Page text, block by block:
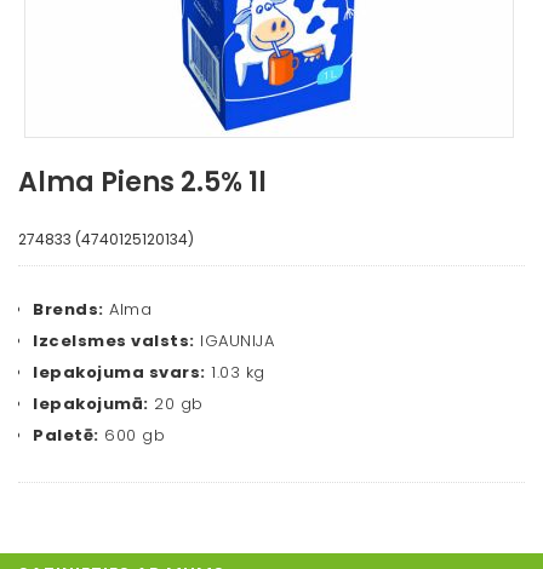
Alma Piens 2.5% 1l
274833 (4740125120134)
Brends: Alma
Izcelsmes valsts: IGAUNIJA
Iepakojuma svars: 1.03 kg
Iepakojumā: 20 gb
Paletē: 600 gb